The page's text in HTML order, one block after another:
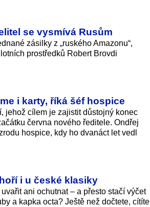
se vysmívá Rusům
zásilky z „ruského Amazonu“,
prostředků Robert Brovdi
i karty, říká šéf hospice
jehož cílem je zajistit důstojný konec
června nového ředitele. Ondřej
hospice, kdy ho dvanáct let vedl
i u české klasiky
ani ochutnat – a přesto stačí výčet
a kapka octa? Ještě než dočtete, cítíte